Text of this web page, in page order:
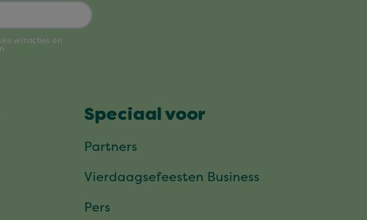
Speciaal voor
Partners
Vierdaagsefeesten Business
Pers